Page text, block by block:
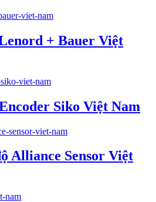
+ Bauer Việt
Siko Việt Nam
Alliance Sensor Việt